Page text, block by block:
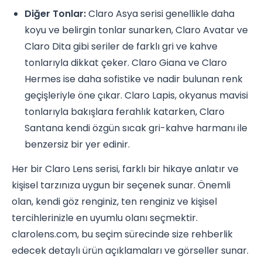
Diğer Tonlar:Claro Asya serisi genellikle daha
koyu ve belirgin tonlar sunarken, Claro Avatar ve
Claro Dita gibi seriler de farklı gri ve kahve
tonlarıyla dikkat çeker. Claro Giana ve Claro
Hermes ise daha sofistike ve nadir bulunan renk
geçişleriyle öne çıkar. Claro Lapis, okyanus mavisi
tonlarıyla bakışlara ferahlık katarken, Claro
Santana kendi özgün sıcak gri-kahve harmanı ile
benzersiz bir yer edinir.
Her bir Claro Lens serisi, farklı bir hikaye anlatır ve
kişisel tarzınıza uygun bir seçenek sunar. Önemli
olan, kendi göz renginiz, ten renginiz ve kişisel
tercihlerinizle en uyumlu olanı seçmektir.
clarolens.com, bu seçim sürecinde size rehberlik
edecek detaylı ürün açıklamaları ve görseller sunar.